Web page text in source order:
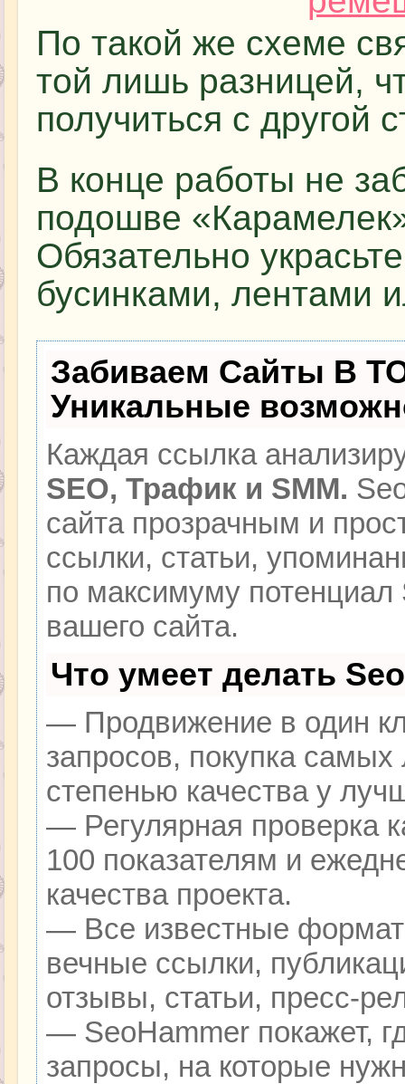
По такой же схеме
той лишь разницей,
получиться с другой
В конце работы не
подошве
Обязательно
бусинками, лентами
Забиваем Сайты В
Уникальные
Каждая ссылка
SEO, Трафик и SMM.
сайта прозрачным и
ссылки, статьи,
по максимуму
вашего сайта.
Что умеет делать
— Продвижение в один
запросов, покупка
степенью качества у
— Регулярная проверка
100 показателям и
качества проекта.
— Все известные
вечные ссылки,
отзывы, статьи, пресс-
— SeoHammer покажет,
запросы, на которые